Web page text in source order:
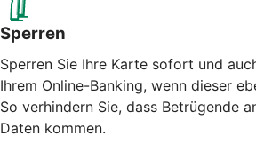
Sperren
Sperren Sie Ihre Karte sofort und
Ihrem Online-Banking, wenn dieser
So verhindern Sie, dass Betrügende
Daten kommen.